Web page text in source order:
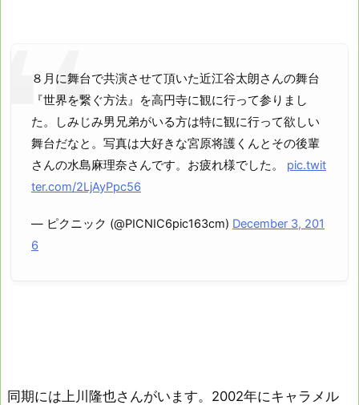
８月に舞台で共演させて頂いた近江谷太朗さんの舞台
『世界を繋ぐ方法』を高円寺に観に行って参りまし
た。しみじみ男兄弟がいる方は特に観に行って欲しい
舞台だなと。写真は大好きな宮原将護くんとその後輩
さんの水島麻理奈さんです。お疲れ様でした。 pic.twit
ter.com/2LjAyPpc56
— ピクニック (@PICNIC6pic163cm) December 3, 201
6
同期には上川隆也さんがいます。2002年にキャラメル